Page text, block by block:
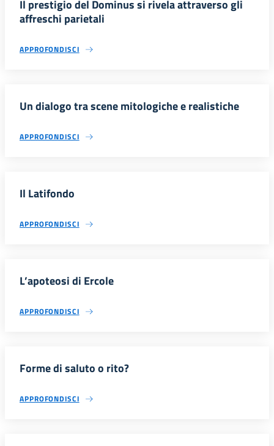
Il prestigio del Dominus si rivela attraverso gli
affreschi parietali
APPROFONDISCI
Un dialogo tra scene mitologiche e realistiche
APPROFONDISCI
Il Latifondo
APPROFONDISCI
L’apoteosi di Ercole
APPROFONDISCI
Forme di saluto o rito?
APPROFONDISCI